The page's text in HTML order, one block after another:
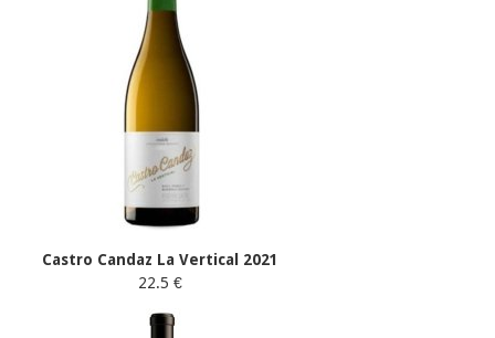
Castro Candaz La Vertical 2021
22.5 €